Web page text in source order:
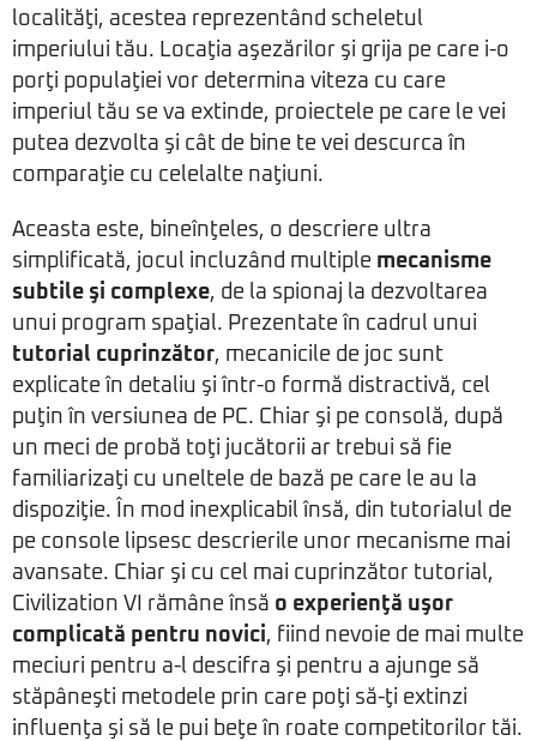
localităţi, acestea reprezentând scheletul
imperiului tău. Locaţia aşezărilor şi grija pe care i-o
porţi populaţiei vor determina viteza cu care
imperiul tău se va extinde, proiectele pe care le vei
putea dezvolta şi cât de bine te vei descurca în
comparaţie cu celelalte naţiuni.
Aceasta este, bineînţeles, o descriere ultra
simplificată, jocul incluzând multiple mecanisme
subtile şi complexe, de la spionaj la dezvoltarea
unui program spaţial. Prezentate în cadrul unui
tutorial cuprinzător, mecanicile de joc sunt
explicate în detaliu şi într-o formă distractivă, cel
puţin în versiunea de PC. Chiar şi pe consolă, după
un meci de probă toţi jucătorii ar trebui să fie
familiarizaţi cu uneltele de bază pe care le au la
dispoziţie. În mod inexplicabil însă, din tutorialul de
pe console lipsesc descrierile unor mecanisme mai
avansate. Chiar şi cu cel mai cuprinzător tutorial,
Civilization VI rămâne însă o experienţă uşor
complicată pentru novici, fiind nevoie de mai multe
meciuri pentru a-l descifra şi pentru a ajunge să
stăpâneşti metodele prin care poţi să-ţi extinzi
influenţa şi să le pui beţe în roate competitorilor tăi.